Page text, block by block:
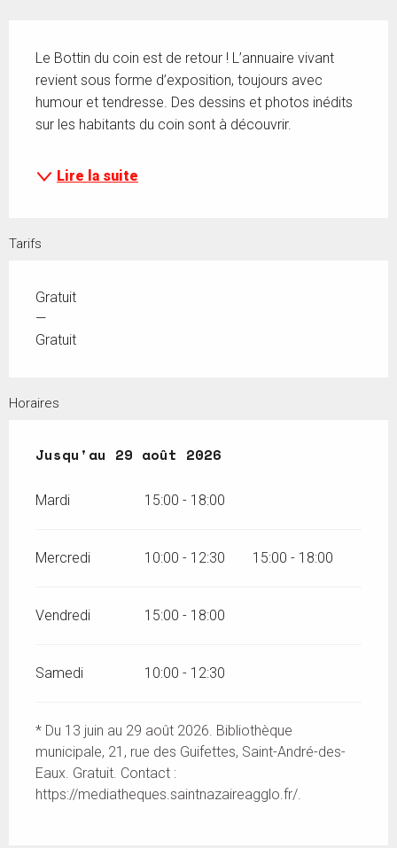
Le Bottin du coin est de retour ! L’annuaire vivant
revient sous forme d’exposition, toujours avec
humour et tendresse. Des dessins et photos inédits
sur les habitants du coin sont à découvrir.
Lire la suite
Tarifs
Gratuit
—
Gratuit
Horaires
Du13 juin 2026 au29 août 2026
Jusqu'au 29 août 2026
Mardi 15:00 - 18:00
Mercredi 10:00 - 12:30 15:00 - 18:00
Vendredi 15:00 - 18:00
Samedi 10:00 - 12:30
* Du 13 juin au 29 août 2026. Bibliothèque
municipale, 21, rue des Guifettes, Saint-André-des-
Eaux. Gratuit. Contact :
https://mediatheques.saintnazaireagglo.fr/.